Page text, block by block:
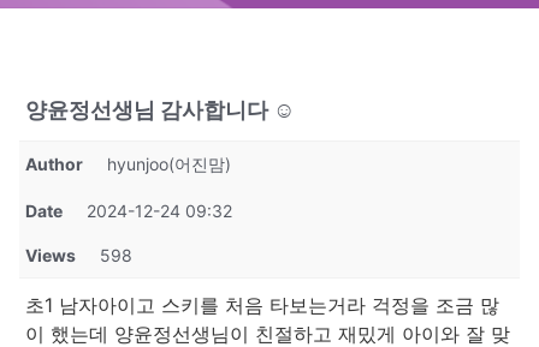
양윤정선생님 감사합니다 ☺️
Author hyunjoo(어진맘)
Date 2024-12-24 09:32
Views 598
초1 남자아이고 스키를 처음 타보는거라 걱정을 조금 많
이 했는데 양윤정선생님이 친절하고 재밌게 아이와 잘 맞